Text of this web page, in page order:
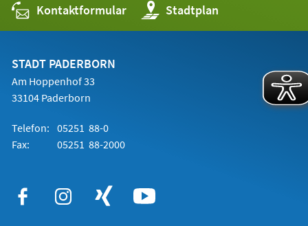
Kontaktformular Stadtplan
(Öffnet
in
einem
STADT PADERBORN
Am Hoppenhof 33
33104 Paderborn
Telefon: 05251 88-0
Fax:
05251 88-2000